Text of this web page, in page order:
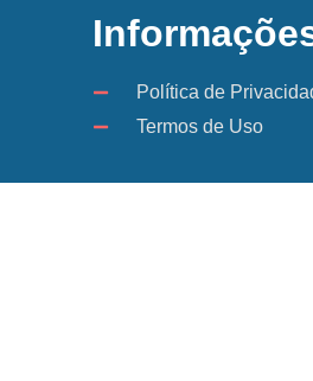
Política de
Termos de Uso